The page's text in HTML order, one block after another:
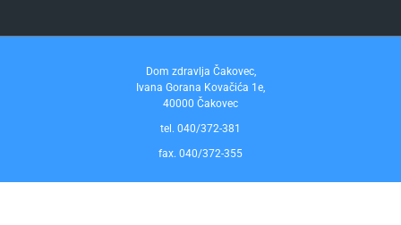
Dom zdravlja Čakovec,
Ivana Gorana Kovačića 1e,
40000 Čakovec
tel. 040/372-381
fax. 040/372-355